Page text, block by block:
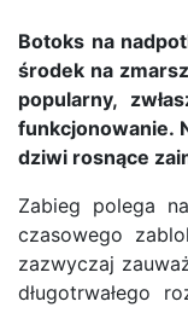
Botoks na
środek na
popularny,
funkcjonowanie.
dziwi rosnące
Zabieg polega
czasowego
zazwyczaj
długotrwałego